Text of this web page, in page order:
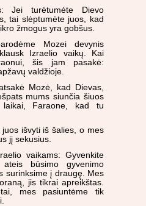
Jei turėtumėte Dievo
tai slėptumėte juos, kad
žmogus yra gobšus.
Mozei devynis
Izraelio vaikų. Kai
šis jam pasakė:
valdžioje.
Mozė, kad Dievas,
mums siunčia šiuos
Faraone, kad tu
išvyti iš šalies, o mes
jį sekusius.
vaikams: Gyvenkite
būsimo gyvenimo
surinksime į draugę. Mes
jis tikrai apreikštas.
mes pasiuntėme tik